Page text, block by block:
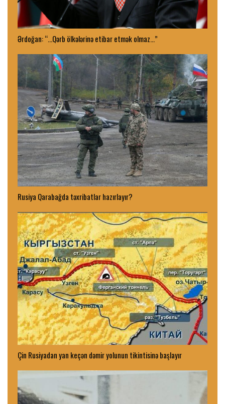
Ərdoğan: “…Qərb ölkələrinə etibar etmək olmaz…”
Rusiya Qarabağda təxribatlar hazırlayır?
Çin Rusiyadan yan keçən dəmir yolunun tikintisinə başlayır